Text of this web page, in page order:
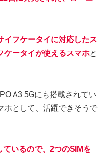
イフケータイに対応したス
ケータイが使えるスマホと
A3 5Gにも搭載されてい
ホとして、活躍できそうで
いるので、2つのSIMを